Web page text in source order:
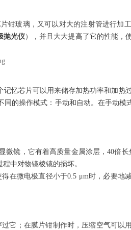
钳玻璃，又可以对大的注射管进行加工
抛光仪），并且大大提高了它的性能，
忆芯片可以用来储存加热功率和加热
的操作模式：手动和自动。在手动模
镜，它有着高质量金属涂层，40倍长
中对物镜棱镜的损坏。
在微电极直径小于0.5 μm时，必要地
；在膜片钳制作时，压缩空气可以